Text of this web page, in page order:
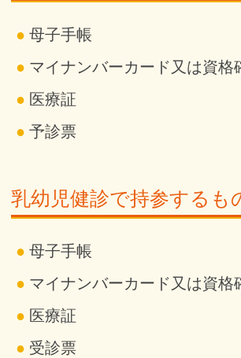
母子手帳
マイナンバーカード又は資格
医療証
予診票
乳幼児健診で持参するも
母子手帳
マイナンバーカード又は資格
医療証
受診票